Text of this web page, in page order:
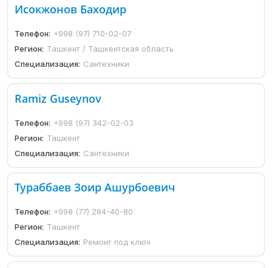
Исокжонов Баходир
Телефон: +998 (97) 710-02-07
Регион: Ташкент / Ташкентская область
Специализация: Сантехники
Ramiz Guseynov
Телефон: +998 (97) 342-02-03
Регион: Ташкент
Специализация: Сантехники
Тураббаев Зоир Ашурбоевич
Телефон: +998 (77) 284-40-80
Регион: Ташкент
Специализация: Ремонт под ключ